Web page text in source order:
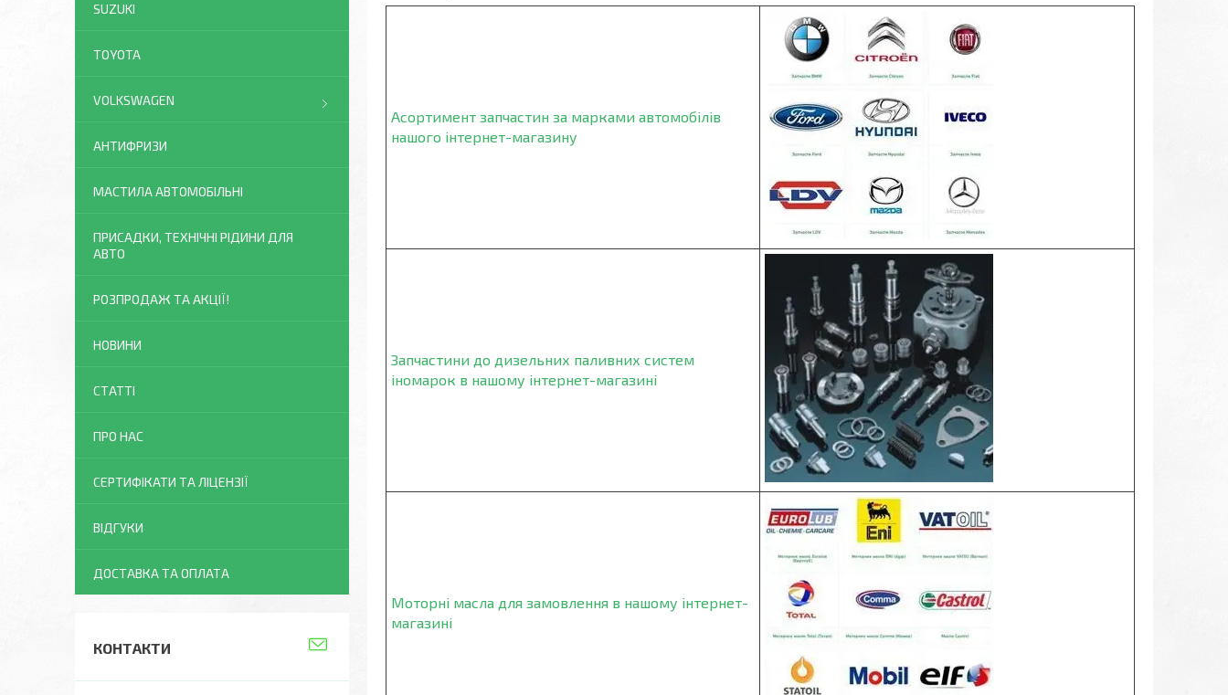
Асортимент запчастин за марками автомобілів
нашого інтернет-магазину
Запчастини до дизельних паливних систем
іномарок в нашому інтернет-магазині
Моторні масла для замовлення в нашому інтернет-
магазині
SUZUKI
TOYOTA
VOLKSWAGEN
АНТИФРИЗИ
МАСТИЛА АВТОМОБІЛЬНІ
ПРИСАДКИ, ТЕХНІЧНІ РІДИНИ ДЛЯ
АВТО
РОЗПРОДАЖ ТА АКЦІЇ!
НОВИНИ
СТАТТІ
ПРО НАС
СЕРТИФІКАТИ ТА ЛІЦЕНЗІЇ
ВІДГУКИ
ДОСТАВКА ТА ОПЛАТА
КОНТАКТИ